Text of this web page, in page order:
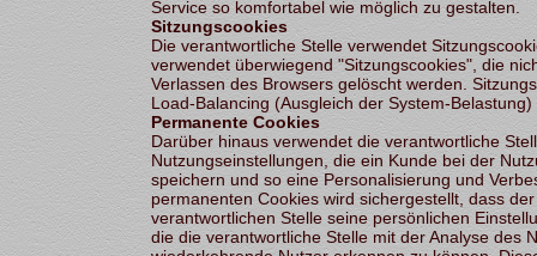
Service so komfortabel wie möglich zu gestalten.
Sitzungscookies
Die verantwortliche Stelle verwendet
verwendet überwiegend "Sitzungscookies", die
Verlassen des Browsers gelöscht werden.
Load-Balancing (Ausgleich der System-
Permanente Cookies
Darüber hinaus verwendet die verantwortliche
Nutzungseinstellungen, die ein Kunde bei der
speichern und so eine Personalisierung und
permanenten Cookies wird sichergestellt, dass
verantwortlichen Stelle seine persönlichen
die die verantwortliche Stelle mit der Analyse des